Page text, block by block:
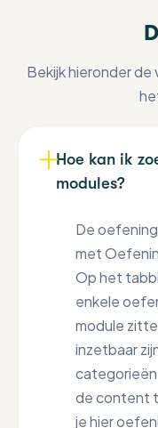
afwezig
antwoord
jou een
het blauwe
worden
je
praktijk en
hierop klikt
doe je door
klikken, je
Bekijk hieronder
Hoe kan ik
modules?
De
met
Op het
enkele
module
inzetbaar
categorieën
de content
je hier